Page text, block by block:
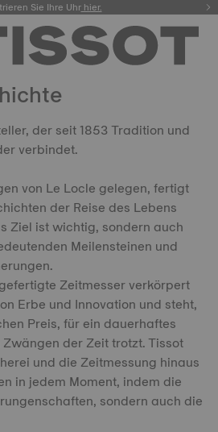
Sie Ihre Uhrhier.
der seit 1853 Tradition und
verbindet.
von Le Locle gelegen, fertigt
der Reise des Lebens
Ziel ist wichtig, sondern auch
Meilensteinen und
Zeitmesser verkörpert
Erbe und Innovation und steht,
Preis, für ein dauerhaftes
der Zeit trotzt. Tissot
und die Zeitmessung hinaus
in jedem Moment, indem die
sondern auch die